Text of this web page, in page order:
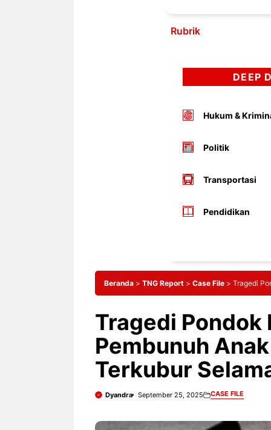
Rubrik
DEEP
Hukum &
Politik
Transportasi
Pendidikan
Beranda > TNG Report > Case File > Tragedi
Tragedi Pondok
Pembunuh
Terkubur
Dyandra September 25, 2025 CASE FILE